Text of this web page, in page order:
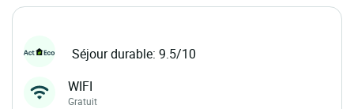
Séjour durable: 9.5/10
WIFI
Gratuit